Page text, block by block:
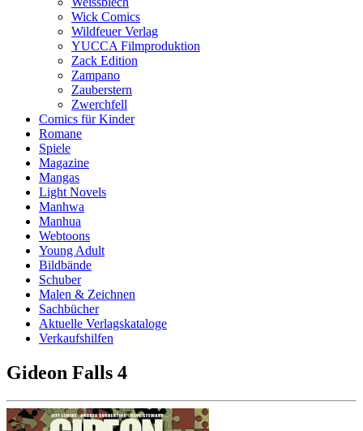
Wick Comics
Wildfeuer Verlag
YUCCA Filmproduktion
Zack Edition
Zampano
Zauberstern
Zwerchfell
Comics für Kinder
Romane
Spiele
Magazine
Mangas
Light Novels
Manhwa
Manhua
Webtoons
Young Adult
Bildbände
Schuber
Malen & Zeichnen
Sachbücher
Aktuelle Verlagskataloge
Verkaufshilfen
Gideon Falls 4